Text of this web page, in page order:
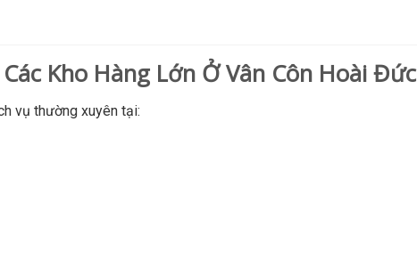
Kho Hàng Lớn Ở Vân Côn Hoài Đức
vụ thường xuyên tại: